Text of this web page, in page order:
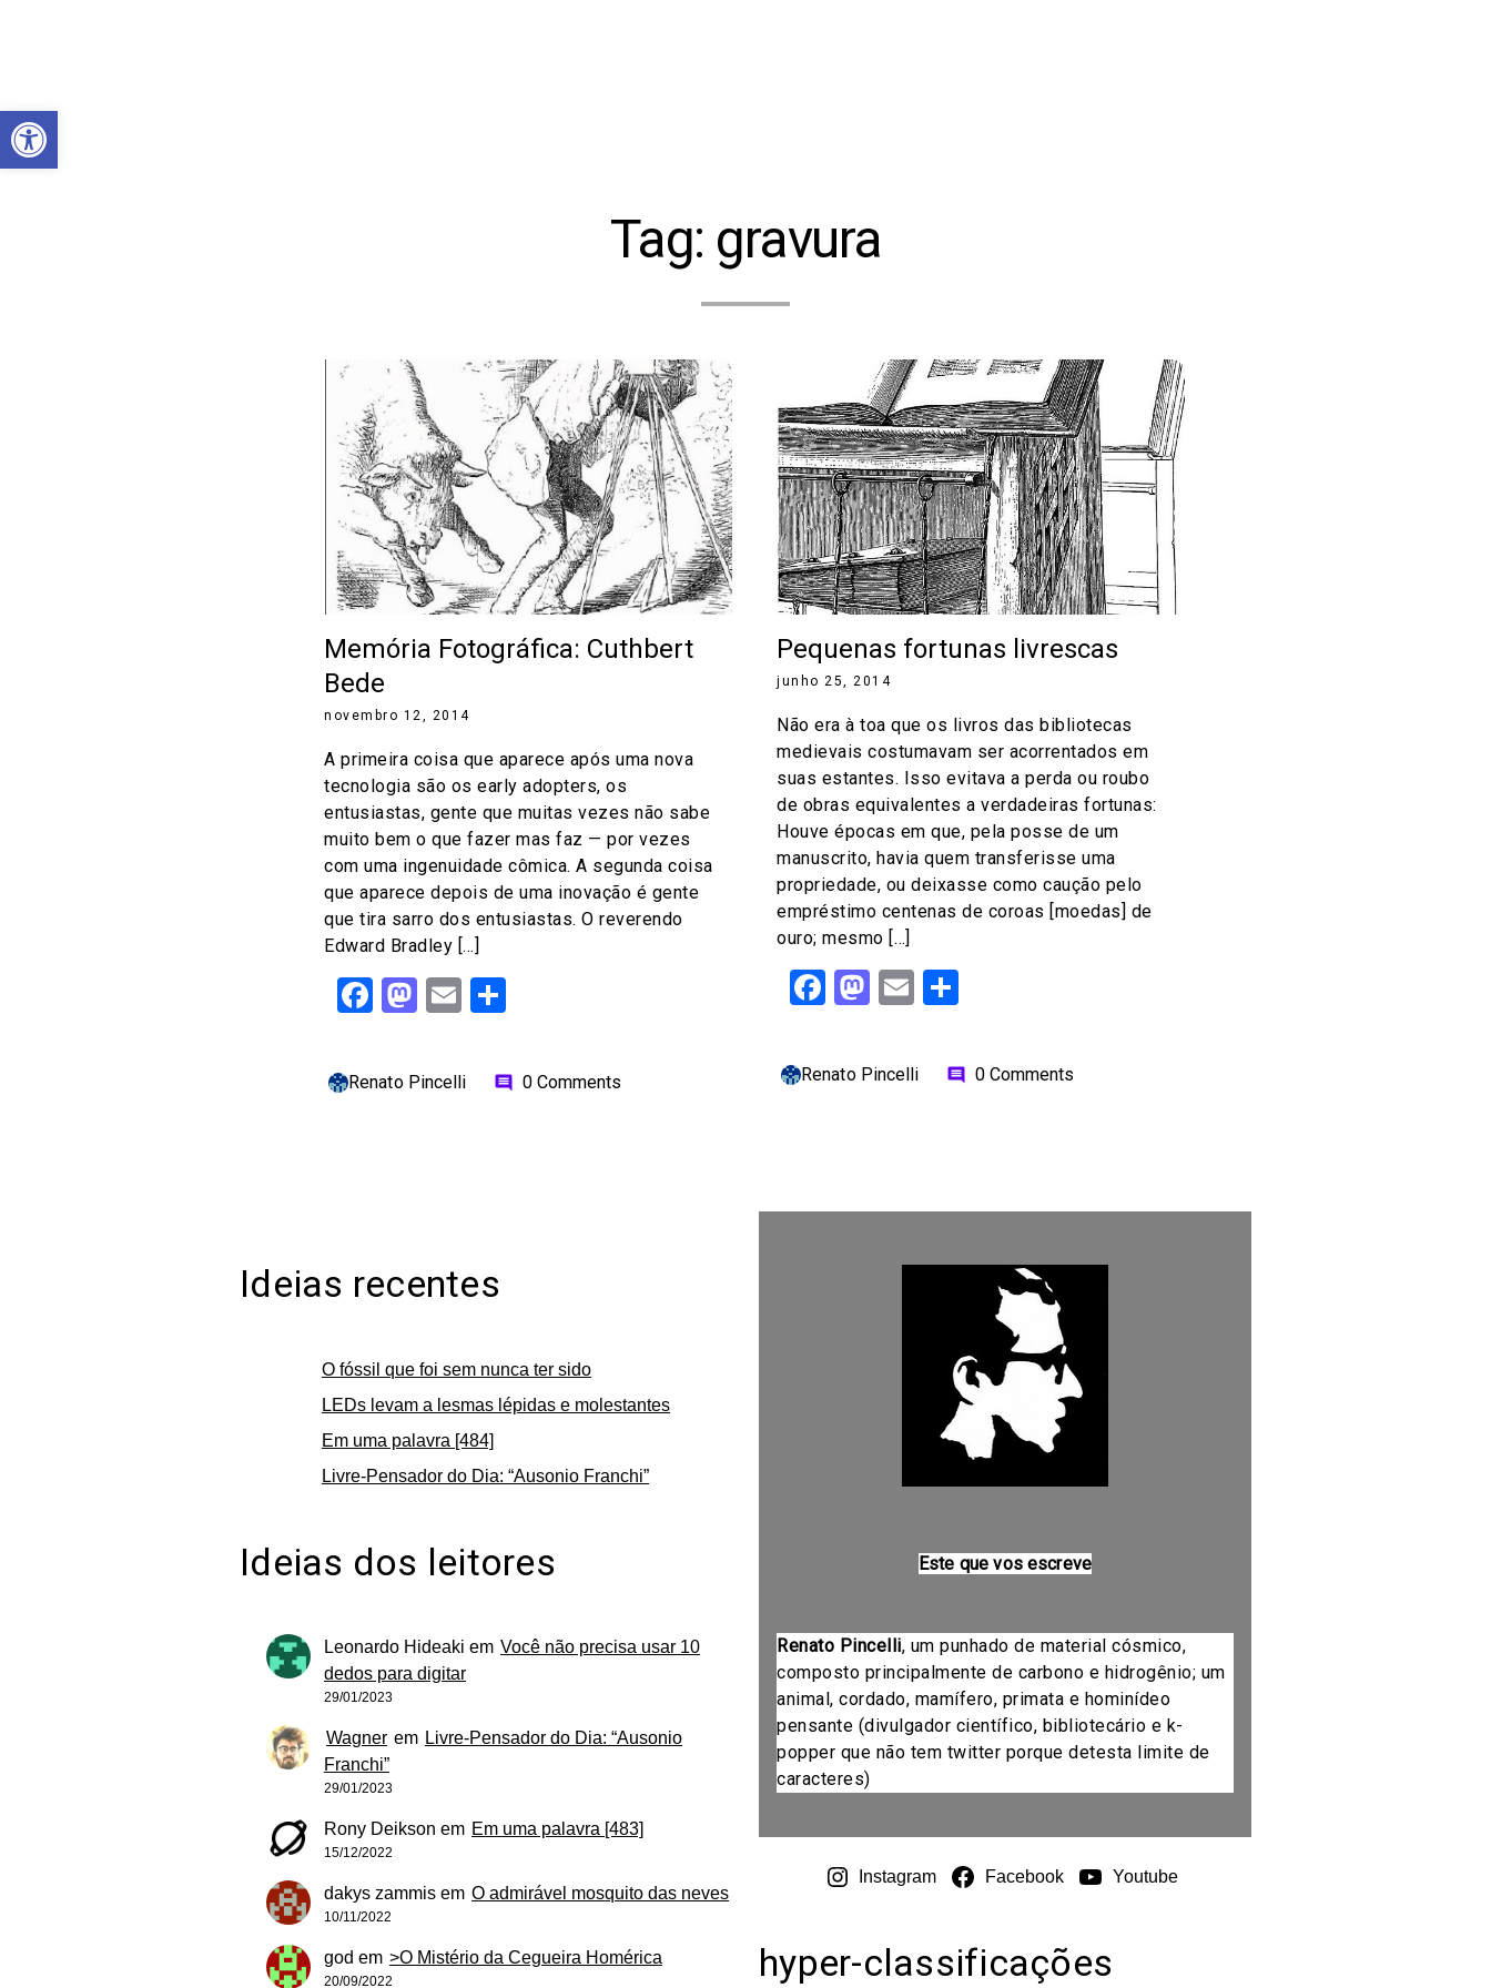
Abrir a barra de ferramentas
Tag: gravura
Memória Fotográfica: Cuthbert
Bede
novembro 12, 2014
A primeira coisa que aparece após uma nova
tecnologia são os early adopters, os
entusiastas, gente que muitas vezes não sabe
muito bem o que fazer mas faz — por vezes
com uma ingenuidade cômica. A segunda coisa
que aparece depois de uma inovação é gente
que tira sarro dos entusiastas. O reverendo
Edward Bradley […]
Facebook
Mastodon
Email
Renato Pincelli comment 0 Comments
Pequenas fortunas livrescas
junho 25, 2014
Não era à toa que os livros das bibliotecas
medievais costumavam ser acorrentados em
suas estantes. Isso evitava a perda ou roubo
de obras equivalentes a verdadeiras fortunas:
Houve épocas em que, pela posse de um
manuscrito, havia quem transferisse uma
propriedade, ou deixasse como caução pelo
empréstimo centenas de coroas [moedas] de
ouro; mesmo […]
Facebook
Mastodon
Email
Renato Pincelli comment 0 Comments
Ideias recentes
O fóssil que foi sem nunca ter sido
LEDs levam a lesmas lépidas e molestantes
Em uma palavra [484]
Livre-Pensador do Dia: “Ausonio Franchi”
Ideias dos leitores
Leonardo Hideaki em Você não precisa usar 10
dedos para digitar
29/01/2023
Wagner em Livre-Pensador do Dia: “Ausonio
Franchi”
29/01/2023
Rony Deikson em Em uma palavra [483]
15/12/2022
dakys zammis em O admirável mosquito das neves
10/11/2022
god em >O Mistério da Cegueira Homérica
20/09/2022
Este que vos escreve
Renato Pincelli, um punhado de material cósmico,
composto principalmente de carbono e hidrogênio; um
animal, cordado, mamífero, primata e hominídeo
pensante (divulgador científico, bibliotecário e k-
popper que não tem twitter porque detesta limite de
caracteres)
Instagram Facebook Youtube
hyper-classificações